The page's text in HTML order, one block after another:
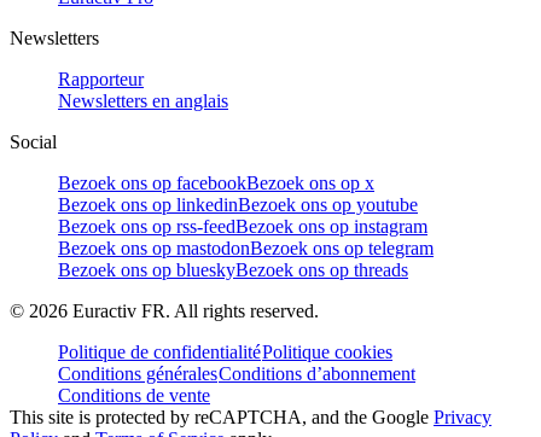
Newsletters
Rapporteur
Newsletters en anglais
Social
Bezoek ons op facebookBezoek ons op x
Bezoek ons op linkedinBezoek ons op youtube
Bezoek ons op rss-feedBezoek ons op instagram
Bezoek ons op mastodonBezoek ons op telegram
Bezoek ons op blueskyBezoek ons op threads
© 2026 Euractiv FR. All rights reserved.
Politique de confidentialitéPolitique cookies
Conditions généralesConditions d’abonnement
Conditions de vente
This site is protected by reCAPTCHA, and the Google Privacy